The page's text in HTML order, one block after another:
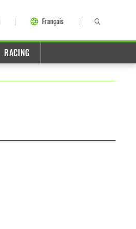
Français
RACING